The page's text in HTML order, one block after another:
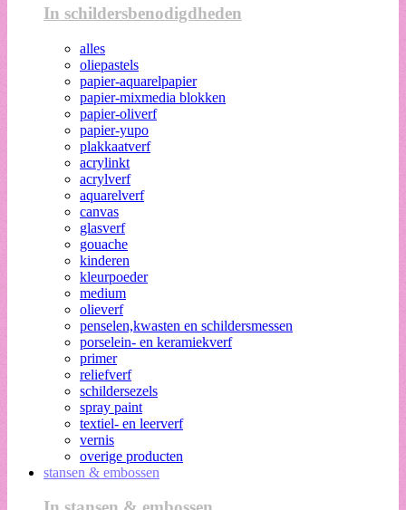
In schildersbenodigdheden
alles
oliepastels
papier-aquarelpapier
papier-mixmedia blokken
papier-oliverf
papier-yupo
plakkaatverf
acrylinkt
acrylverf
aquarelverf
canvas
glasverf
gouache
kinderen
kleurpoeder
medium
olieverf
penselen,kwasten en schildersmessen
porselein- en keramiekverf
primer
reliefverf
schildersezels
spray paint
textiel- en leerverf
vernis
overige producten
stansen & embossen